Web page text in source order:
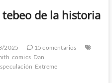
tebeo de la historia
2025
15 comentarios
comics Dan
Extreme